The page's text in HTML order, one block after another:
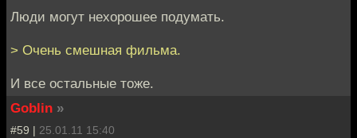
Люди могут нехорошее подумать.
> Очень смешная фильма.
И все остальные тоже.
Goblin »
#59 | 25.01.11 15:40